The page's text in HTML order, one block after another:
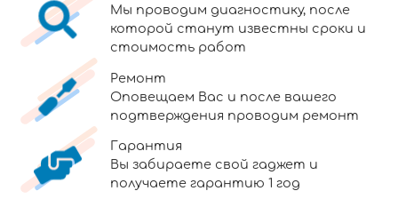
Мы проводим диагностику, после
которой станут известны сроки и
стоимость работ
Ремонт
Оповещаем Вас и после вашего
подтверждения проводим ремонт
Гарантия
Вы забираете свой гаджет и
получаете гарантию 1 год